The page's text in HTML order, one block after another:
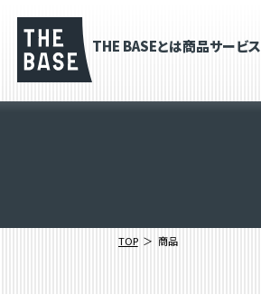
THE BASEとは商品サービス
TOP 商品